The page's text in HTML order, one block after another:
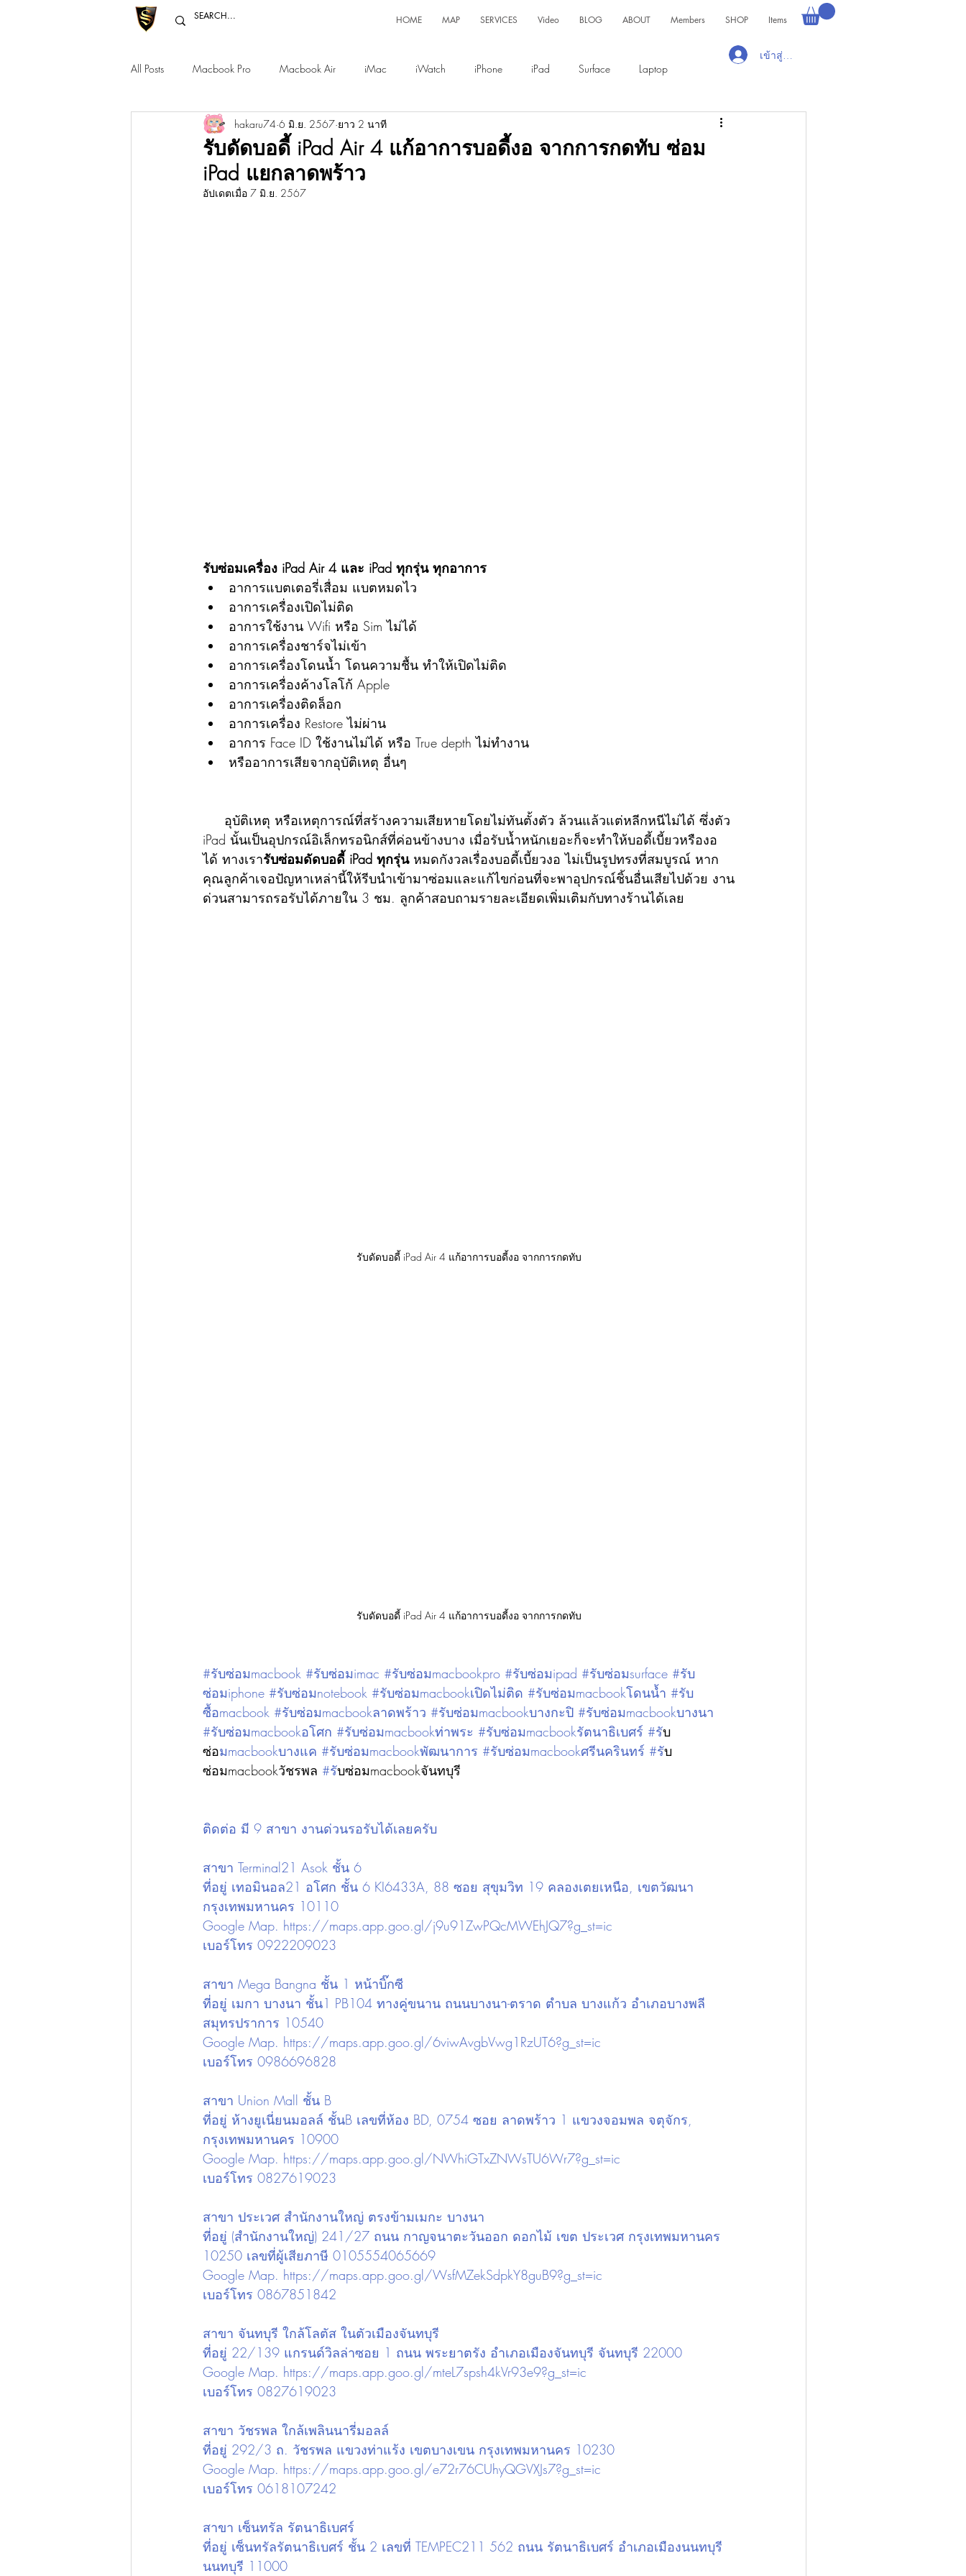
HOME MAP SERVICES Video BLOG ABOUT Members SHOP Items
เข้าสู่ระบบ
All Posts
Macbook Pro Macbook Air iMac iWatch iPhone iPad Surface Laptop
Macbook Pro 12" 14" 16" Mac Display Magsafe
รับดัดบอดี้ iPad Air 4 แก้อาการบอดี้งอ จากการกดทับ ซ่อม
iPad แยกลาดพร้าว
hakaru74 6 มิ.ย. 2567 ยาว 2 นาที
อัปเดตเมื่อ 7 มิ.ย. 2567
รับซ่อมเครื่อง iPad Air 4 และ iPad ทุกรุ่น ทุกอาการ
อาการแบตเตอรี่เสื่อม แบตหมดไว
อาการเครื่องเปิดไม่ติด
อาการใช้งาน Wifi หรือ Sim ไม่ได้
อาการเครื่องชาร์จไม่เข้า
อาการเครื่องโดนน้ำ โดนความชื้น ทำให้เปิดไม่ติด
อาการเครื่องค้างโลโก้ Apple
อาการเครื่องติดล็อก
อาการเครื่อง Restore ไม่ผ่าน
อาการ Face ID ใช้งานไม่ได้ หรือ True depth ไม่ทำงาน
หรืออาการเสียจากอุบัติเหตุ อื่นๆ
อุบัติเหตุ หรือเหตุการณ์ที่สร้างความเสียหายโดยไม่ทันตั้งตัว ล้วนแล้วแต่หลีกหนีไม่ได้ ซึ่งตัว
iPad นั้นเป็นอุปกรณ์อิเล็กทรอนิกส์ที่ค่อนข้างบาง เมื่อรับน้ำหนักเยอะก็จะทำให้บอดี้เบี้ยวหรืองอ
ได้ ทางเรารับซ่อมดัดบอดี้ iPad ทุกรุ่น หมดกังวลเรื่องบอดี้เบี้ยวงอ ไม่เป็นรูปทรงที่สมบูรณ์ หาก
คุณลูกค้าเจอปัญหาเหล่านี้ให้รีบนำเข้ามาซ่อมและแก้ไขก่อนที่จะพาอุปกรณ์ชิ้นอื่นเสียไปด้วย งาน
ด่วนสามารถรอรับได้ภายใน 3 ชม. ลูกค้าสอบถามรายละเอียดเพิ่มเติมกับทางร้านได้เลย
รับดัดบอดี้ iPad Air 4 แก้อาการบอดี้งอ จากการกดทับ
รับดัดบอดี้ iPad Air 4 แก้อาการบอดี้งอ จากการกดทับ
#รับซ่อมmacbook #รับซ่อมimac #รับซ่อมmacbookpro #รับซ่อมipad #รับซ่อมsurface #รับ
ซ่อมiphone #รับซ่อมnotebook #รับซ่อมmacbookเปิดไม่ติด #รับซ่อมmacbookโดนน้ำ #รับ
ซื้อmacbook #รับซ่อมmacbookลาดพร้าว #รับซ่อมmacbookบางกะปิ #รับซ่อมmacbookบางนา
#รับซ่อมmacbookอโศก #รับซ่อมmacbookท่าพระ #รับซ่อมmacbookรัตนาธิเบศร์ #รับ
ซ่อมmacbookบางแค #รับซ่อมmacbookพัฒนาการ #รับซ่อมmacbookศรีนครินทร์ #รับ
ซ่อมmacbookวัชรพล #รับซ่อมmacbookจันทบุรี
ติดต่อ มี 9 สาขา งานด่วนรอรับได้เลยครับ
สาขา Terminal21 Asok ชั้น 6
ที่อยู่ เทอมินอล21 อโศก ชั้น 6 KI6433A, 88 ซอย สุขุมวิท 19 คลองเตยเหนือ, เขตวัฒนา
กรุงเทพมหานคร 10110
Google Map. https://maps.app.goo.gl/j9u91ZwPQcMWEhJQ7?g_st=ic
เบอร์โทร 0922209023
สาขา Mega Bangna ชั้น 1 หน้าบิ๊กซี
ที่อยู่ เมกา บางนา ชั้น1 PB104 ทางคู่ขนาน ถนนบางนา-ตราด ตำบล บางแก้ว อำเภอบางพลี
สมุทรปราการ 10540
Google Map. https://maps.app.goo.gl/6viwAvgbVwg1RzUT6?g_st=ic
เบอร์โทร 0986696828
สาขา Union Mall ชั้น B
ที่อยู่ ห้างยูเนี่ยนมอลล์ ชั้นB เลขที่ห้อง BD, 0754 ซอย ลาดพร้าว 1 แขวงจอมพล จตุจักร,
กรุงเทพมหานคร 10900
Google Map. https://maps.app.goo.gl/NWhiGTxZNWsTU6Wr7?g_st=ic
เบอร์โทร 0827619023
สาขา ประเวศ สำนักงานใหญ่ ตรงข้ามเมกะ บางนา
ที่อยู่ (สำนักงานใหญ่) 241/27 ถนน กาญจนาตะวันออก ดอกไม้ เขต ประเวศ กรุงเทพมหานคร
10250 เลขที่ผู้เสียภาษี 0105554065669
Google Map. https://maps.app.goo.gl/WsfMZekSdpkY8guB9?g_st=ic
เบอร์โทร 0867851842
สาขา จันทบุรี ใกล้โลตัส ในตัวเมืองจันทบุรี
ที่อยู่ 22/139 แกรนด์วิลล่าซอย 1 ถนน พระยาตรัง อำเภอเมืองจันทบุรี จันทบุรี 22000
Google Map. https://maps.app.goo.gl/mteL7spsh4kVr93e9?g_st=ic
เบอร์โทร 0827619023
สาขา วัชรพล ใกล้เพลินนารี่มอลล์
ที่อยู่ 292/3 ถ. วัชรพล แขวงท่าแร้ง เขตบางเขน กรุงเทพมหานคร 10230
Google Map. https://maps.app.goo.gl/e72r76CUhyQGVXJs7?g_st=ic
เบอร์โทร 0618107242
สาขา เซ็นทรัล รัตนาธิเบศร์
ที่อยู่ เซ็นทรัลรัตนาธิเบศร์ ชั้น 2 เลขที่ TEMPEC211 562 ถนน รัตนาธิเบศร์ อำเภอเมืองนนทบุรี
นนทบุรี 11000